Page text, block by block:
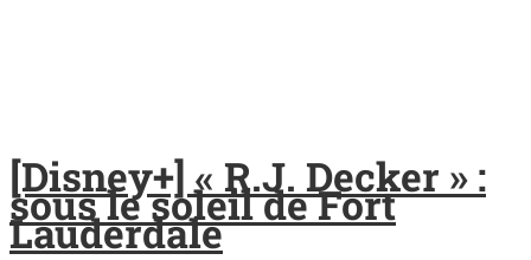
[Disney+] « R.J. Decker » :
sous le soleil de Fort
Lauderdale